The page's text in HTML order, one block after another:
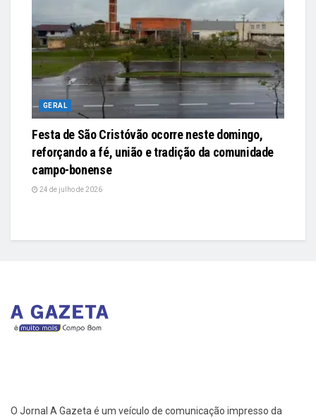
GERAL
Festa de São Cristóvão ocorre neste domingo,
reforçando a fé, união e tradição da comunidade
campo-bonense
24 de julho de 2026
O Jornal A Gazeta é um veículo de comunicação impresso da